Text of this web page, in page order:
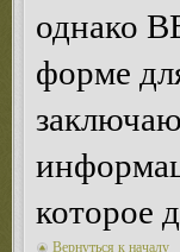
однако
форме
которое
Вернуться к началу